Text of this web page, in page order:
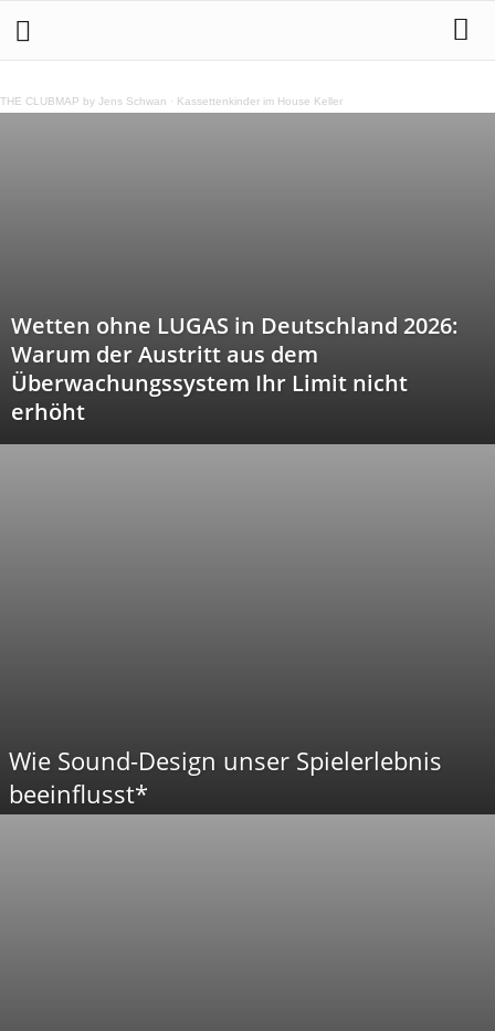
THE CLUBMAP by Jens Schwan · Kassettenkinder im House Keller
Wetten ohne LUGAS in Deutschland 2026:
Warum der Austritt aus dem
Überwachungssystem Ihr Limit nicht
erhöht
Wie Sound-Design unser Spielerlebnis
beeinflusst*